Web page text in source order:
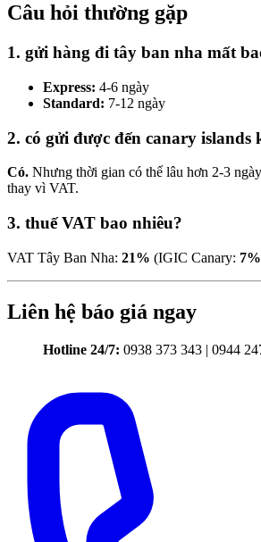
Câu hỏi thường gặp
1. gửi hàng đi tây ban nha mất
Express: 4-6 ngày
Standard: 7-12 ngày
2. có gửi được đến canary islands
Có. Nhưng thời gian có thể lâu hơn 2-3
thay vì VAT.
3. thuế VAT bao nhiêu?
VAT Tây Ban Nha: 21% (IGIC Canary: 7%
Liên hệ báo giá ngay
Hotline 24/7: 0938 373 343 | 0944